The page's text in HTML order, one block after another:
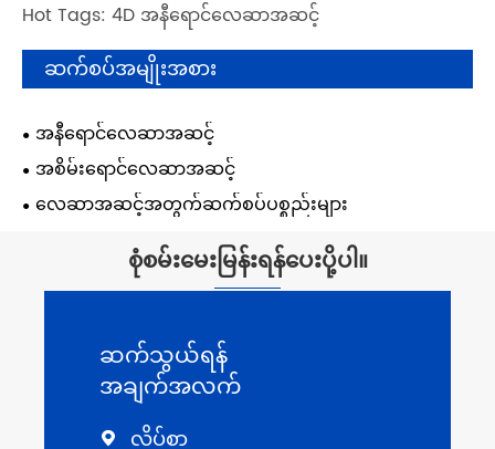
Hot Tags: 4D အနီရောင်လေဆာအဆင့်
ဆက်စပ်အမျိုးအစား
အနီရောင်လေဆာအဆင့်
အစိမ်းရောင်လေဆာအဆင့်
လေဆာအဆင့်အတွက်ဆက်စပ်ပစ္စည်းများ
စုံစမ်းမေးမြန်းရန်ပေးပို့ပါ။
ဆက်သွယ်ရန်
အချက်အလက်
 လိပ်စာ